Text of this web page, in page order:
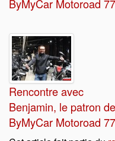
ByMyCar Motoroad 77
Rencontre avec
Benjamin, le patron de
ByMyCar Motoroad 77